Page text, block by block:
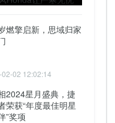
燃擎启新，思域归家
02 12:02:14
2024星月盛典，捷
荣获“年度最佳明星
”奖项